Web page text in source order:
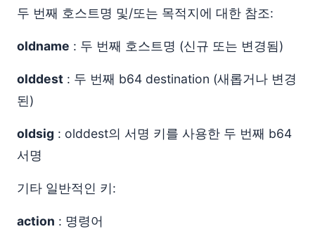
두 번째 호스트명 및/또는 목적지에 대한 참조:
oldname : 두 번째 호스트명 (신규 또는 변경됨)
olddest : 두 번째 b64 destination (새롭거나 변경
된)
oldsig : olddest의 서명 키를 사용한 두 번째 b64
서명
기타 일반적인 키:
action : 명령어